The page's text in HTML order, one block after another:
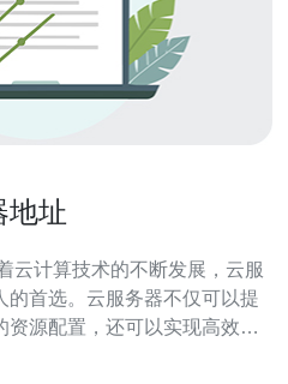
地址
的首选。云服务器不仅可以提
源配置，还可以实现高效的